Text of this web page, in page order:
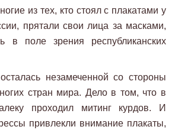
из тех, кто стоял с плакатами у
прятали свои лица за масками,
в поле зрения республиканских
незамеченной со стороны
стран мира. Дело в том, что в
проходил митинг курдов. И
привлекли внимание плакаты,